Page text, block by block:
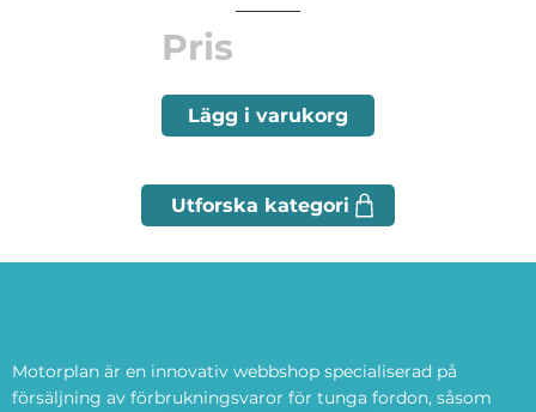
Pris
Lägg i varukorg
Motorplan är en innovativ webbshop specialiserad på
försäljning av förbrukningsvaror för tunga fordon, såsom